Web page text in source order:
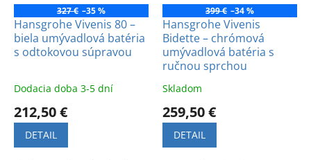
327 € –35 %
Hansgrohe Vivenis 80 –
biela umývadlová batéria
s odtokovou súpravou
Dodacia doba 3-5 dní
212,50 €
DETAIL
399 € –34 %
Hansgrohe Vivenis
Bidette – chrómová
umývadlová batéria s
ručnou sprchou
Skladom
259,50 €
DETAIL